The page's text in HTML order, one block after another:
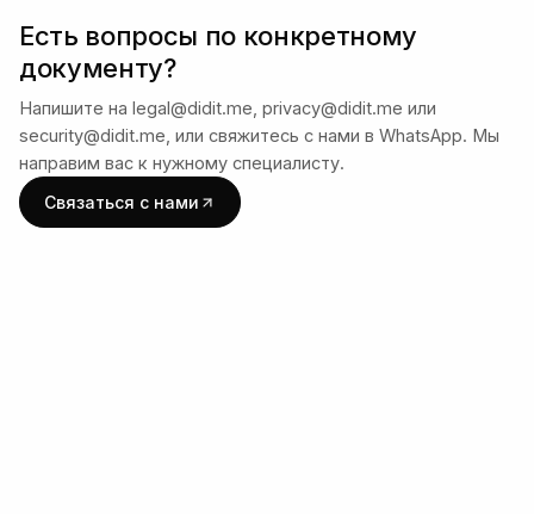
Есть вопросы по конкретному
документу?
Напишите на legal@didit.me, privacy@didit.me или
security@didit.me, или свяжитесь с нами в WhatsApp. Мы
направим вас к нужному специалисту.
Связаться с нами